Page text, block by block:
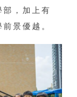
，加上有
景優越。